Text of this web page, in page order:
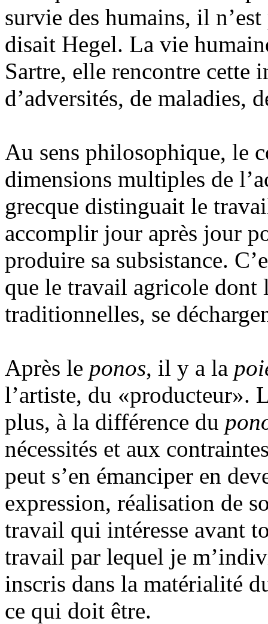
survie des humains, il
disait Hegel. La vie
Sartre, elle rencontre cette
d’adversités, de maladies,
Au sens philosophique, le
dimensions multiples de
grecque distinguait le
accomplir jour après jour
produire sa subsistance.
que le travail agricole dont
traditionnelles, se
Après le ponos, il y a la
l’artiste, du «producteur».
plus, à la différence du
nécessités et aux
peut s’en émanciper en
expression, réalisation de
travail qui intéresse avant
travail par lequel je
inscris dans la matérialité
ce qui doit être.